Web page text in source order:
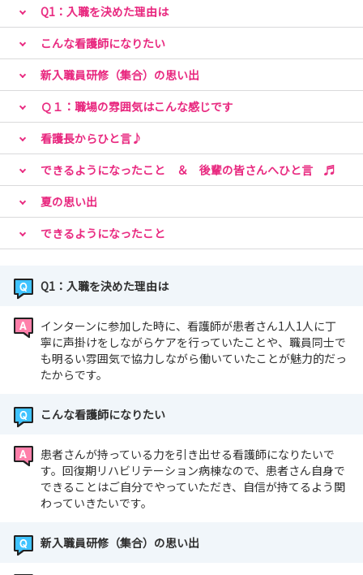
Q1：入職を決めた理由は
こんな看護師になりたい
新入職員研修（集合）の思い出
Ｑ１：職場の雰囲気はこんな感じです
看護長からひと言♪
できるようになったこと ＆ 後輩の皆さんへひと言 ♬
夏の思い出
できるようになったこと
Q1：入職を決めた理由は
インターンに参加した時に、看護師が患者さん1人1人に丁
寧に声掛けをしながらケアを行っていたことや、職員同士で
も明るい雰囲気で協力しながら働いていたことが魅力的だっ
たからです。
こんな看護師になりたい
患者さんが持っている力を引き出せる看護師になりたいで
す。回復期リハビリテーション病棟なので、患者さん自身で
できることはご自分でやっていただき、自信が持てるよう関
わっていきたいです。
新入職員研修（集合）の思い出